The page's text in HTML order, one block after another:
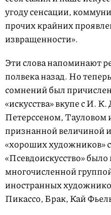
угоду сенсации,
прочих крайних
извращенности».
Эти слова напоминают
полвека назад. Но
сомнений был
«искусства» вкупе с И.
Петерссеном, Тауловом
признанной величиной
«хороших художников»
«Псевдоискусство» было
многочисленной
иностранных
Пикассо, Брак, Кай